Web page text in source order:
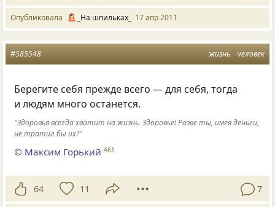
Опубликовала _На шпильках_ 17 апр 2011
жизнь человек
#585548
Берегите себя прежде всего — для себя, тогда
и людям много останется.
"Здоровья всегда хватит на жизнь. Здоровье! Разве ты, имея деньги,
не тратил бы их?"
© Максим Горький 461
64 11 7